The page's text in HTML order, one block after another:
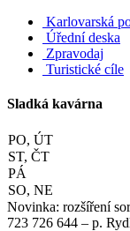
Karlovarská
Úřední deska
Zpravodaj
Turistické cíle
Sladká kavárna
PO, ÚT
ST, ČT
PÁ
SO, NE
Novinka: rozšíření
723 726 644 – p.